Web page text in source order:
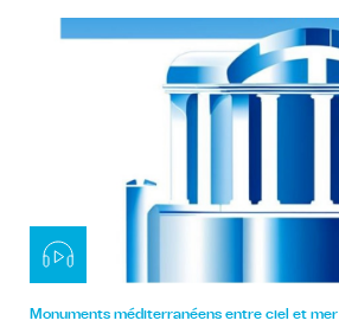
Monuments méditerranéens entre ciel et mer